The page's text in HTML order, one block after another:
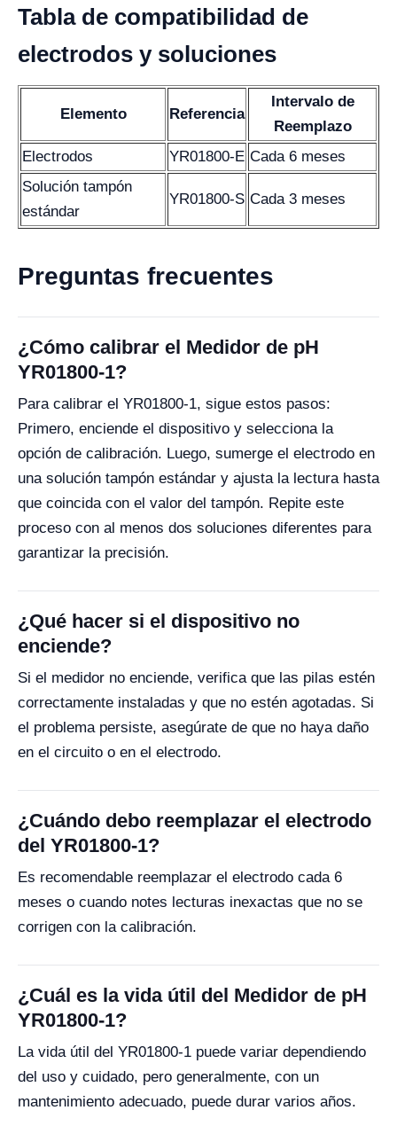
Tabla de compatibilidad de
electrodos y soluciones
Elemento Referencia
Intervalo de
Reemplazo
Electrodos
YR01800-E Cada 6 meses
Solución tampón
estándar
YR01800-S Cada 3 meses
Preguntas frecuentes
¿Cómo calibrar el Medidor de pH
YR01800-1?
Para calibrar el YR01800-1, sigue estos pasos:
Primero, enciende el dispositivo y selecciona la
opción de calibración. Luego, sumerge el electrodo en
una solución tampón estándar y ajusta la lectura hasta
que coincida con el valor del tampón. Repite este
proceso con al menos dos soluciones diferentes para
garantizar la precisión.
¿Qué hacer si el dispositivo no
enciende?
Si el medidor no enciende, verifica que las pilas estén
correctamente instaladas y que no estén agotadas. Si
el problema persiste, asegúrate de que no haya daño
en el circuito o en el electrodo.
¿Cuándo debo reemplazar el electrodo
del YR01800-1?
Es recomendable reemplazar el electrodo cada 6
meses o cuando notes lecturas inexactas que no se
corrigen con la calibración.
¿Cuál es la vida útil del Medidor de pH
YR01800-1?
La vida útil del YR01800-1 puede variar dependiendo
del uso y cuidado, pero generalmente, con un
mantenimiento adecuado, puede durar varios años.